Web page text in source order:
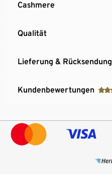
Cashmere
Qualität
Lieferung & Rücksendung
Kundenbewertungen